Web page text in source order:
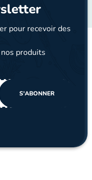
pour recevoir des
produits